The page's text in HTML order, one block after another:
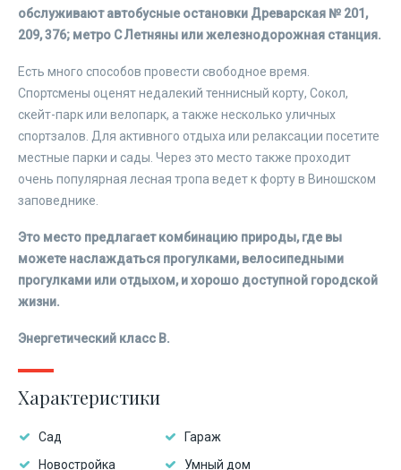
обслуживают автобусные остановки Древарская № 201,
209, 376; метро C Летняны или железнодорожная станция.
Есть много способов провести свободное время.
Спортсмены оценят недалекий теннисный корту, Сокол,
скейт-парк или велопарк, а также несколько уличных
спортзалов. Для активного отдыха или релаксации посетите
местные парки и сады. Через это место также проходит
очень популярная лесная тропа ведет к форту в Виношском
заповеднике.
Это место предлагает комбинацию природы, где вы
можете наслаждаться прогулками, велосипедными
прогулками или отдыхом, и хорошо доступной городской
жизни.
Энергетический класс B.
Характеристики
Сад
Гараж
Новостройка
Умный дом